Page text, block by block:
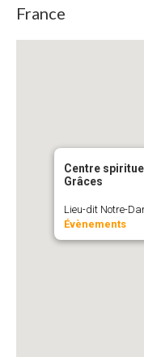
France
Centre
Grâces
Lieu-dit Notre-
Évènements